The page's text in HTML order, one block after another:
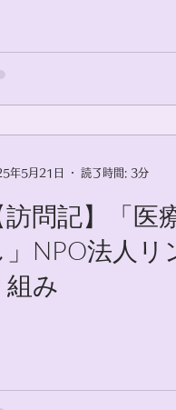
訪問記】「
」NPO法人
組み
年5月21日 読了時間: 3分